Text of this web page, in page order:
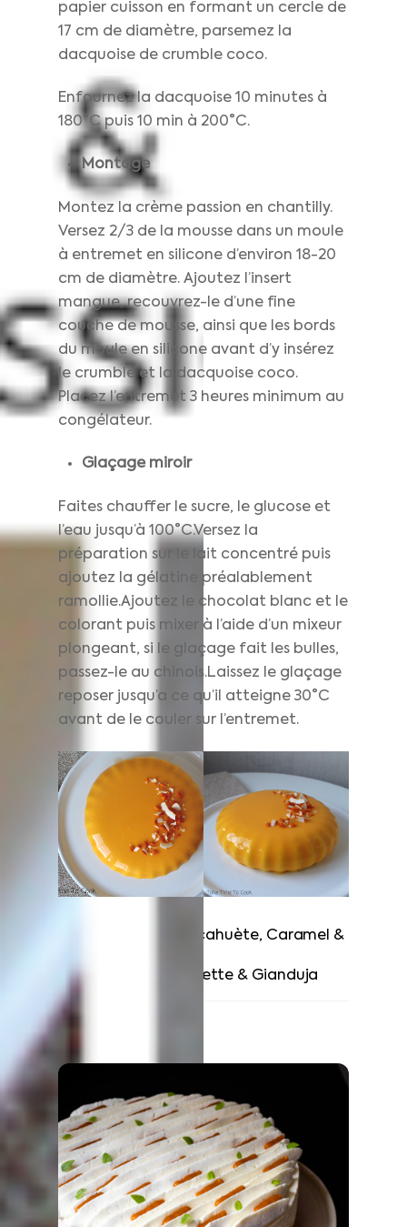
papier cuisson en formant un cercle de
17 cm de diamètre, parsemez la
dacquoise de crumble coco.
Enfournez la dacquoise 10 minutes à
180°C puis 10 min à 200°C.
Montage
Montez la crème passion en chantilly.
Versez 2/3 de la mousse dans un moule
à entremet en silicone d’environ 18-20
cm de diamètre. Ajoutez l’insert
mangue, recouvrez-le d’une fine
couche de mousse, ainsi que les bords
du moule en silicone avant d’y insérez
le crumble et la dacquoise coco.
Placez l’entremet 3 heures minimum au
congélateur.
Glaçage miroir
Faites chauffer le sucre, le glucose et
l’eau jusqu’à 100°C.Versez la
préparation sur le lait concentré puis
ajoutez la gélatine préalablement
ramollie.Ajoutez le chocolat blanc et le
colorant puis mixer à l’aide d’un mixeur
plongeant, si le glaçage fait les bulles,
passez-le au chinois.Laissez le glaçage
reposer jusqu’a ce qu’il atteigne 30°C
avant de le couler sur l’entremet.
Tartelettes Cacahuète, Caramel &
Entremet Noisette & Gianduja